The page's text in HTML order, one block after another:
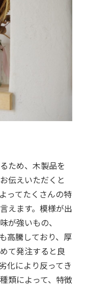
ため、木製品を
伝えいただくと
ってたくさんの特
えます。模様が出
が強いもの、
高騰しており、厚
て発注すると良
化により反ってき
類によって、特徴